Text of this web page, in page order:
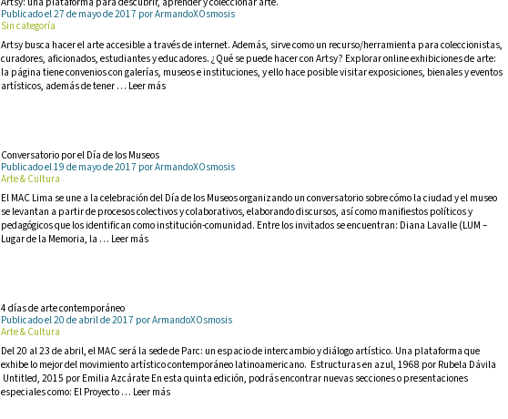
Publicado el 27 de mayo de 2017 por ArmandoXOsmosis
Sin categoría
Artsy busca hacer el arte accesible a través de internet. Además, sirve como un recurso/herramienta para coleccionistas,
curadores, aficionados, estudiantes y educadores. ¿Qué se puede hacer con Artsy? Explorar online exhibiciones de arte:
la página tiene convenios con galerías, museos e instituciones, y ello hace posible visitar exposiciones, bienales y eventos
artísticos, además de tener … Leer más
Conversatorio por el Día de los Museos
Publicado el 19 de mayo de 2017 por ArmandoXOsmosis
Arte & Cultura
El MAC Lima se une a la celebración del Día de los Museos organizando un conversatorio sobre cómo la ciudad y el museo
se levantan a partir de procesos colectivos y colaborativos, elaborando discursos, así como manifiestos políticos y
pedagógicos que los identifican como institución-comunidad. Entre los invitados se encuentran: Diana Lavalle (LUM –
Lugar de la Memoria, la … Leer más
4 días de arte contemporáneo
Publicado el 20 de abril de 2017 por ArmandoXOsmosis
Arte & Cultura
Del 20 al 23 de abril, el MAC será la sede de Parc: un espacio de intercambio y diálogo artístico. Una plataforma que
exhibe lo mejor del movimiento artístico contemporáneo latinoamericano. Estructuras en azul, 1968 por Rubela Dávila
Untitled, 2015 por Emilia Azcárate En esta quinta edición, podrás encontrar nuevas secciones o presentaciones
especiales como: El Proyecto … Leer más